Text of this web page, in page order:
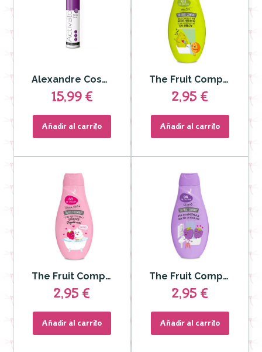
Alexandre Cosmetics - Activator Perfect Curls
15,99 €
Añadir al carrito
The Fruit Company - Gel de Ducha Melón 600 ml
2,95 €
Añadir al carrito
The Fruit Company - Gel de Ducha Fresa Nata 600 ml
2,95 €
Añadir al carrito
The Fruit Company - Gel de Ducha Moras 600 ml
2,95 €
Añadir al carrito